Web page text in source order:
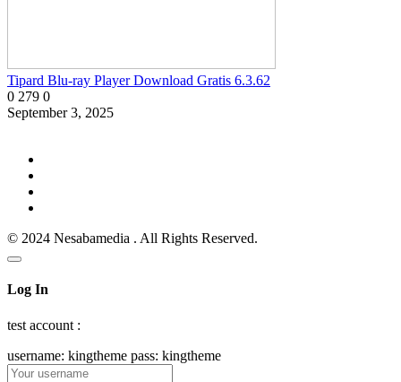
Tipard Blu-ray Player Download Gratis 6.3.62
0 279 0
September 3, 2025
© 2024 Nesabamedia . All Rights Reserved.
Log In
test account :
username: kingtheme pass: kingtheme